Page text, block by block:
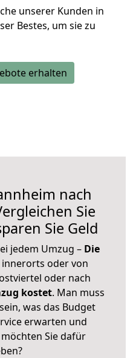
unserer Kunden in
Bestes, um sie zu
erhalten
nach
Sie
Sie Geld
jedem Umzug – Die
innerorts oder von
oder nach
kostet. Man muss
was das Budget
erwarten und
Sie dafür